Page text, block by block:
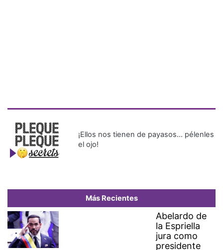
¡Ellos nos tienen de payasos… pélenles
el ojo!
Más Recientes
Abelardo de
la Espriella
jura como
presidente